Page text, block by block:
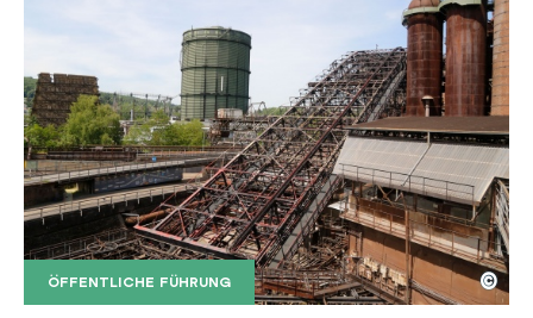
ÖFFENTLICHE FÜHRUNG
Der Erzschrägaufzug der Völklinger Hütte mit
Copyright: Weltkulturerbe Völklinger Hütte | Karl
©